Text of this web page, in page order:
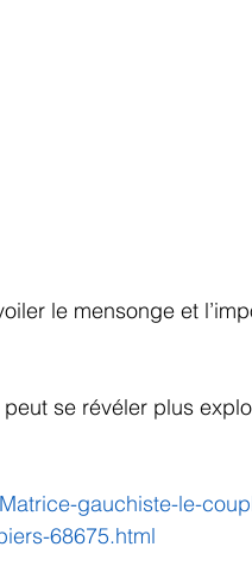
le mensonge et
se révéler plus
gauchiste-le-
68675.html